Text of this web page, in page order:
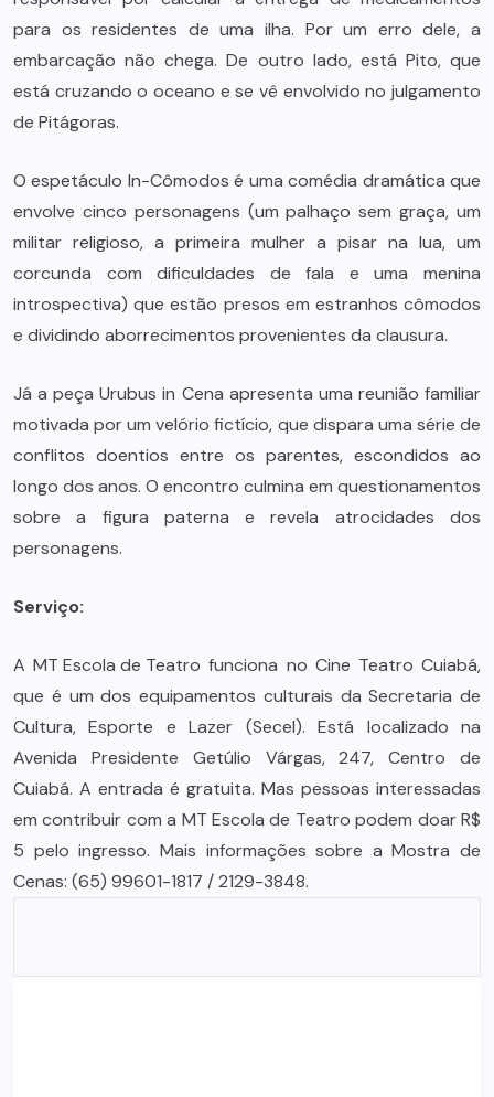
para os residentes de uma ilha. Por um erro dele, a
embarcação não chega. De outro lado, está Pito, que
está cruzando o oceano e se vê envolvido no julgamento
de Pitágoras.
O espetáculo In-Cômodos é uma comédia dramática que
envolve cinco personagens (um palhaço sem graça, um
militar religioso, a primeira mulher a pisar na lua, um
corcunda com dificuldades de fala e uma menina
introspectiva) que estão presos em estranhos cômodos
e dividindo aborrecimentos provenientes da clausura.
Já a peça Urubus in Cena apresenta uma reunião familiar
motivada por um velório fictício, que dispara uma série de
conflitos doentios entre os parentes, escondidos ao
longo dos anos. O encontro culmina em questionamentos
sobre a figura paterna e revela atrocidades dos
personagens.
Serviço:
AMT Escola de Teatro funciona no Cine Teatro Cuiabá,
que é um dos equipamentos culturais da Secretaria de
Cultura, Esporte e Lazer (Secel). Está localizado na
Avenida Presidente Getúlio Várgas, 247, Centro de
Cuiabá. A entrada é gratuita. Mas pessoas interessadas
em contribuir com a MT Escola de Teatro podem doar R$
5 pelo ingresso. Mais informações sobre a Mostra de
Cenas: (65) 99601-1817 / 2129-3848.